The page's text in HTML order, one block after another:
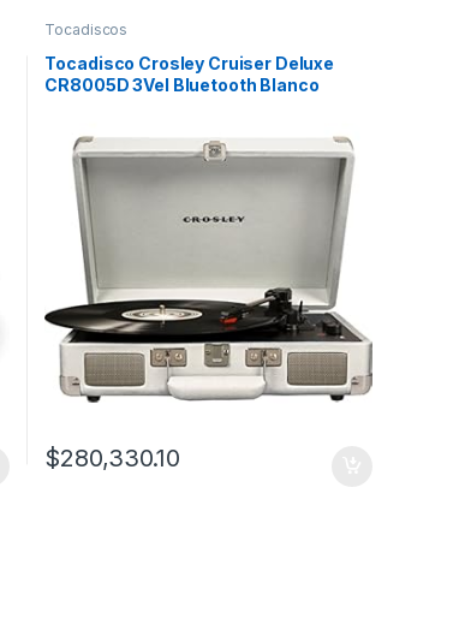
Tocadiscos
Tocadisco Crosley Cruiser Deluxe
CR8005D 3Vel Bluetooth Blanco
$280,330.10